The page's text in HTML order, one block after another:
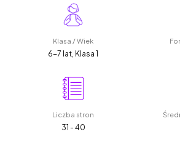
Klasa / Wiek
6-7 lat, Klasa 1
Liczba stron
31 - 40